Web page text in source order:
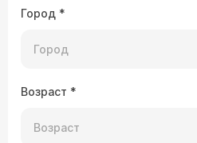
Город *
Возраст *